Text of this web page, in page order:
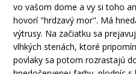
vo vašom dome a vy si toho
hovorí "hrdzavý mor". Má
výtrusy. Na začiatku sa
vlhkých stenách, ktoré
povlaky sa potom rozrastajú